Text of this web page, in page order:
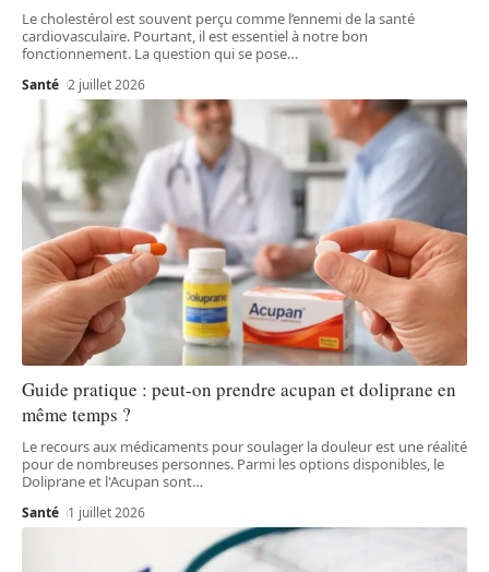
Le cholestérol est souvent perçu comme l’ennemi de la santé
cardiovasculaire. Pourtant, il est essentiel à notre bon
fonctionnement. La question qui se pose…
Santé 2 juillet 2026
Guide pratique : peut-on prendre acupan et doliprane en
même temps ?
Le recours aux médicaments pour soulager la douleur est une réalité
pour de nombreuses personnes. Parmi les options disponibles, le
Doliprane et l'Acupan sont…
Santé 1 juillet 2026